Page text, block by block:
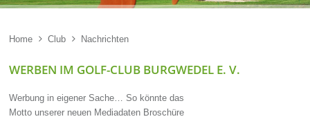
Home  Club  Nachrichten
WERBEN IM GOLF-CLUB BURGWEDEL E. V.
Werbung in eigener Sache… So könnte das
Motto unserer neuen Mediadaten Broschüre